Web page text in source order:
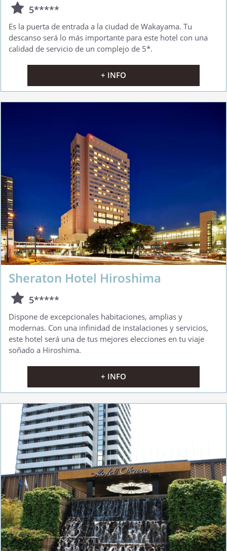
5*****
Es la puerta de entrada a la ciudad de Wakayama. Tu
descanso será lo más importante para este hotel con una
calidad de servicio de un complejo de 5*.
+ INFO
Sheraton Hotel Hiroshima
5*****
Dispone de excepcionales habitaciones, amplias y
modernas. Con una infinidad de instalaciones y servicios,
este hotel será una de tus mejores elecciones en tu viaje
soñado a Hiroshima.
+ INFO